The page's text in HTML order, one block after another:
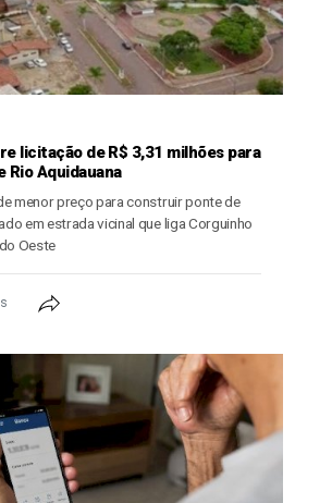
licitação de R$ 3,31 milhões para
Rio Aquidauana
menor preço para construir ponte de
em estrada vicinal que liga Corguinho
Oeste